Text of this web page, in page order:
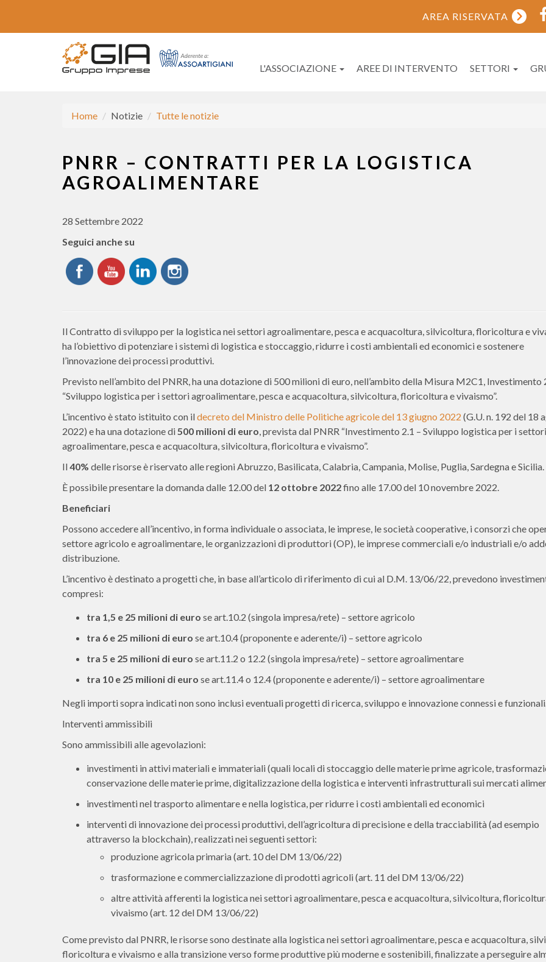
AREA RISERVATA
L'ASSOCIAZIONE AREE DI INTERVENTO SETTORI
Home Notizie Tutte le notizie
PNRR – CONTRATTI PER LA LOGISTICA
AGROALIMENTARE
28 Settembre 2022
Seguici anche su
Il Contratto di sviluppo per la logistica nei settori agroalimentare, pesca e acquacoltura, silvicoltura, floricoltura e
ha l’obiettivo di potenziare i sistemi di logistica e stoccaggio, ridurre i costi ambientali ed economici e sostenere
l’innovazione dei processi produttivi.
Previsto nell’ambito del PNRR, ha una dotazione di 500 milioni di euro, nell’ambito della Misura M2C1, Investimento
“Sviluppo logistica per i settori agroalimentare, pesca e acquacoltura, silvicoltura, floricoltura e vivaismo”.
L’incentivo è stato istituito con il decreto del Ministro delle Politiche agricole del 13 giugno 2022 (G.U. n. 192 del 18
2022) e ha una dotazione di 500 milioni di euro, prevista dal PNRR “Investimento 2.1 – Sviluppo logistica per i settori
agroalimentare, pesca e acquacoltura, silvicoltura, floricoltura e vivaismo”.
Il 40% delle risorse è riservato alle regioni Abruzzo, Basilicata, Calabria, Campania, Molise, Puglia, Sardegna e Sicilia.
È possibile presentare la domanda dalle 12.00 del 12 ottobre 2022fino alle 17.00 del 10 novembre 2022.
Beneficiari
Possono accedere all’incentivo, in forma individuale o associata, le imprese, le società cooperative, i consorzi che
settore agricolo e agroalimentare, le organizzazioni di produttori (OP), le imprese commerciali e/o industriali e/o
distribuzione.
L’incentivo è destinato a progetti che, in base all’articolo di riferimento di cui al D.M. 13/06/22, prevedono
compresi:
tra 1,5 e 25 milioni di euro se art.10.2 (singola impresa/rete) – settore agricolo
tra 6 e 25 milioni di euro se art.10.4 (proponente e aderente/i) – settore agricolo
tra 5 e 25 milioni di euro se art.11.2 o 12.2 (singola impresa/rete) – settore agroalimentare
tra 10 e 25 milioni di euro se art.11.4 o 12.4 (proponente e aderente/i) – settore agroalimentare
Negli importi sopra indicati non sono inclusi eventuali progetti di ricerca, sviluppo e innovazione connessi e
Interventi ammissibili
Sono ammissibili alle agevolazioni:
investimenti in attivi materiali e immateriali (quali locali di stoccaggio delle materie prime agricole,
conservazione delle materie prime, digitalizzazione della logistica e interventi infrastrutturali sui mercati
investimenti nel trasporto alimentare e nella logistica, per ridurre i costi ambientali ed economici
interventi di innovazione dei processi produttivi, dell’agricoltura di precisione e della tracciabilità (ad esempio
attraverso la blockchain), realizzati nei seguenti settori:
produzione agricola primaria (art. 10 del DM 13/06/22)
trasformazione e commercializzazione di prodotti agricoli (art. 11 del DM 13/06/22)
altre attività afferenti la logistica nei settori agroalimentare, pesca e acquacoltura, silvicoltura,
vivaismo (art. 12 del DM 13/06/22)
Come previsto dal PNRR, le risorse sono destinate alla logistica nei settori agroalimentare, pesca e acquacoltura,
floricoltura e vivaismo e alla transizione verso forme produttive più moderne e sostenibili, finalizzate a perseguire